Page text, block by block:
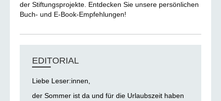
der Stiftungsprojekte. Entdecken Sie unsere persönlichen
Buch- und E-Book-Empfehlungen!
EDITORIAL
Liebe Leser:innen,
der Sommer ist da und für die Urlaubszeit haben